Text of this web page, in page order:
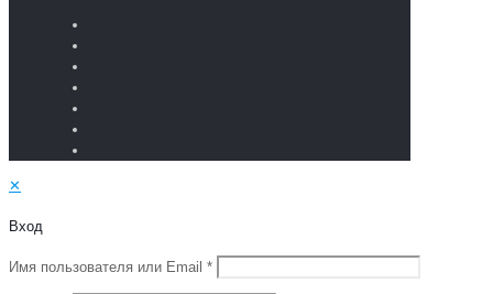
✕
Вход
Имя пользователя или Email *